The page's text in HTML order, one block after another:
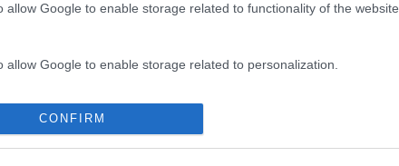
allow Google to enable storage related to functionality of the website
allow Google to enable storage related to personalization.
allow Google to enable storage related to security, including
functionality and fraud prevention, and other user protection.
CONFIRM